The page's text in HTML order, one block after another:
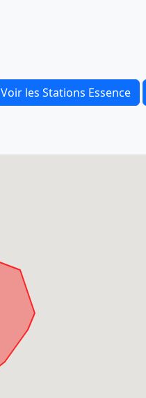
Voir les Stations Essence